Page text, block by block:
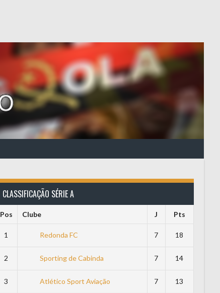
CLASSIFICAÇÃO SÉRIE A
Pos Clube J Pts
1 Redonda FC 7 18
2 Sporting de Cabinda 7 14
3 Atlético Sport Aviação 7 13